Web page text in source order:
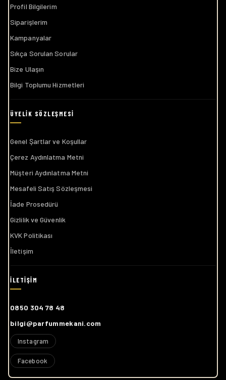
Profil Bilgilerim
Siparişlerim
Kampanyalar
Sıkça Sorulan Sorular
Bize Ulaşın
Bilgi Toplumu Hizmetleri
Genel Şartlar ve Koşullar
Çerez Aydınlatma Metni
Müşteri Aydınlatma Metni
Mesafeli Satış Sözleşmesi
İade Prosedürü
Gizlilik ve Güvenlik
KVK Politikası
İletişim
0850 304 78 48
bilgi@parfummekani.com
Instagram
Facebook